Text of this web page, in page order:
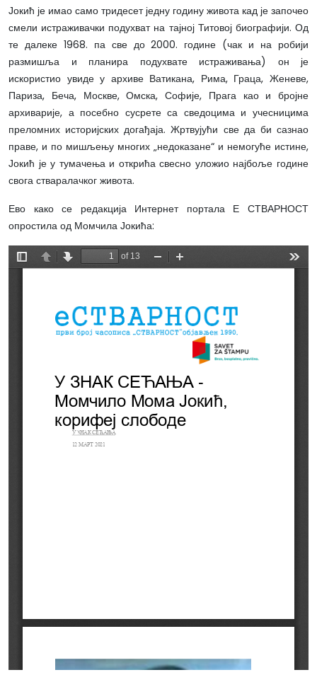
Јокић је имао само тридесет једну годину живота кад је започео
смели истраживачки подухват на тајној Титовој биографији. Од
те далеке 1968. па све до 2000. године (чак и на робији
размишља и планира подухвате истраживања) он је
искористио увиде у архиве Ватикана, Рима, Граца, Женеве,
Париза, Беча, Москве, Омска, Софије, Прага као и бројне
архиварије, а посебно сусрете са сведоцима и учесницима
преломних историјских догађаја. Жртвујући све да би сазнао
праве, и по мишљењу многих „недоказане“ и немогуће истине,
Јокић је у тумачења и открића свесно уложио најбоље године
свога стваралачког живота.
Ево како се редакција Интернет портала Е СТВАРНОСТ
опростила од Момчила Јокића: